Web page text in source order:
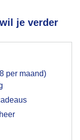
je verder
per maand)
voor het
hebt gegeven,
waarin